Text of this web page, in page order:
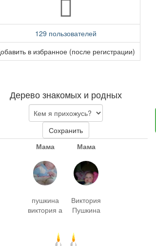
129 пользователей
в избранное (после регистрации)
Дерево знакомых и родных
Сохранить
Мама
пушкина
виктория а
Мама
Виктория
Пушкина